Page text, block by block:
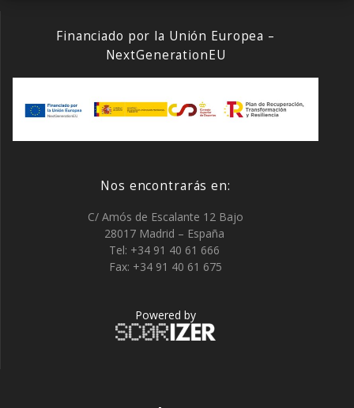
Financiado por la Unión Europea –
NextGenerationEU
Nos encontrarás en:
C/ Amós de Escalante 12 Bajo
28017 Madrid – España
Tel: +34 91 40 61 666
Fax: +34 91 40 61 675
Powered by